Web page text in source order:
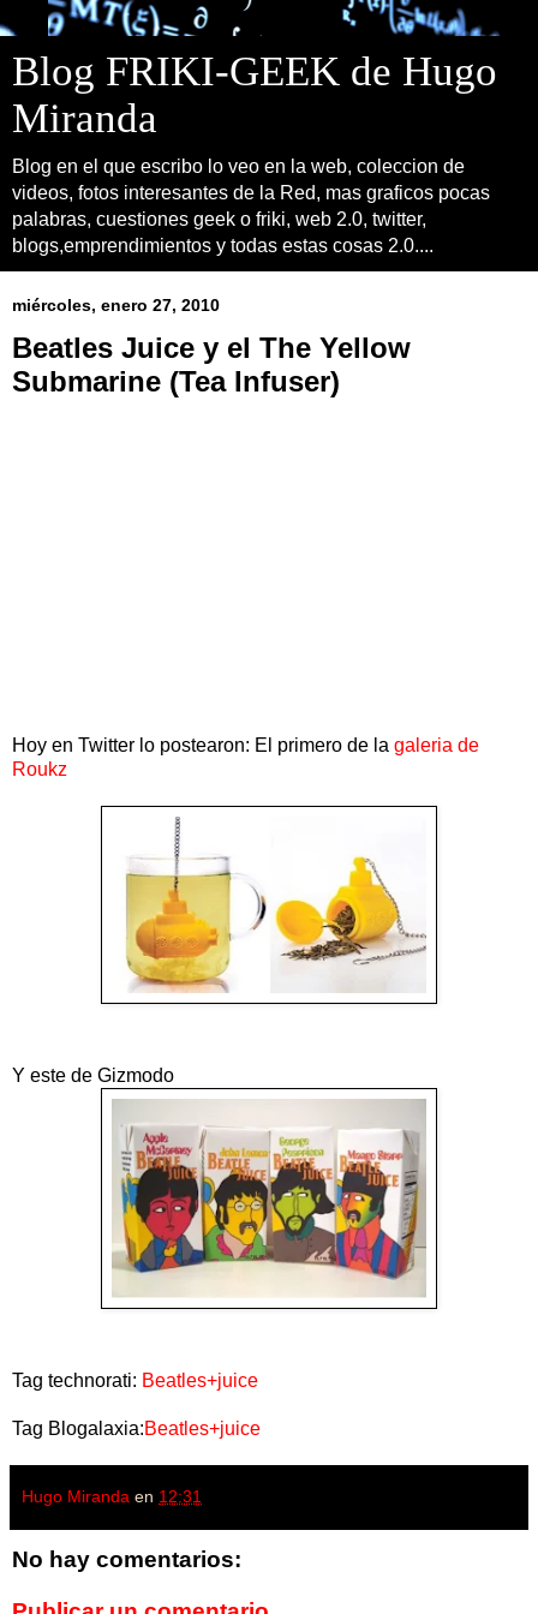
Blog FRIKI-GEEK de Hugo
Miranda
Blog en el que escribo lo veo en la web, coleccion de
videos, fotos interesantes de la Red, mas graficos pocas
palabras, cuestiones geek o friki, web 2.0, twitter,
blogs,emprendimientos y todas estas cosas 2.0....
miércoles, enero 27, 2010
Beatles Juice y el The Yellow
Submarine (Tea Infuser)
Hoy en Twitter lo postearon: El primero de la galeria de
Roukz
Y este de Gizmodo
Tag technorati: Beatles+juice
Tag Blogalaxia:Beatles+juice
Hugo Miranda en 12:31
No hay comentarios: